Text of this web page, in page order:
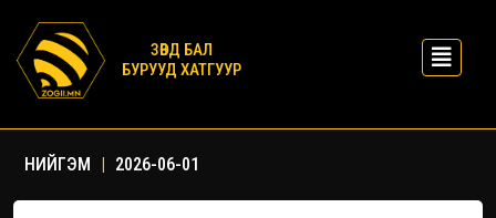
ЗӨВД БАЛ
БУРУУД ХАТГУУР
НИЙГЭМ | 2026-06-01